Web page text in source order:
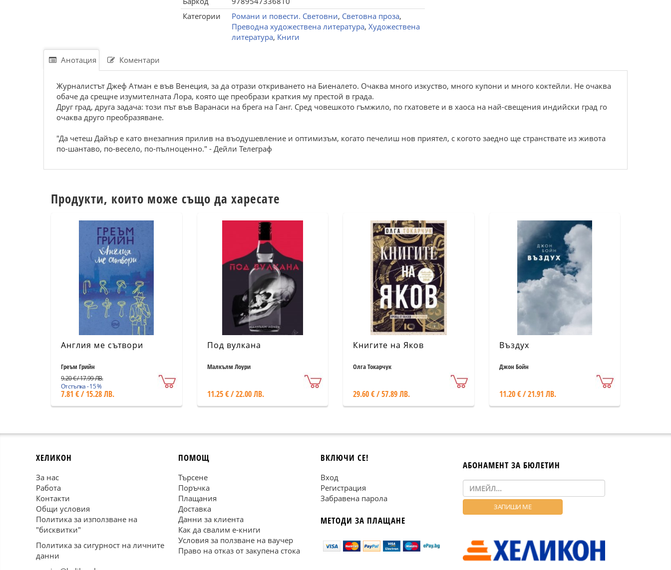
Категории
Романи и повести. Световни, Световна проза,
Преводна художествена литература, Художествена
литература, Книги
Анотация Коментари
Журналистът Джеф Атман е във Венеция, за да отрази откриването на Биеналето. Очаква много изкуство, много купони и много коктейли. Не очаква
обаче да срещне изумителната Лора, която ще преобрази краткия му престой в града.
Друг град, друга задача: този път във Варанаси на брега на Ганг. Сред човешкото гъмжило, по гхатовете и в хаоса на най-свещения индийски град го
очаква друго преобразяване.
"Да четеш Дайър е като внезапния прилив на въодушевление и оптимизъм, когато печелиш нов приятел, с когото заедно ще странствате из живота
по-шантаво, по-весело, по-пълноценно." - Дейли Телеграф
Продукти, които може също да харесате
Англия ме сътвори
Греъм Грийн
9.20 € / 17.99 ЛВ.
Отстъпка - 15 %
7.81 € / 15.28 ЛВ.
Под вулкана
Малкълм Лоури
11.25 € / 22.00 ЛВ.
Книгите на Яков
Олга Токарчук
29.60 € / 57.89 ЛВ.
Въздух
Джон Бойн
11.20 € / 21.91 ЛВ.
ХЕЛИКОН
За нас
Работа
Контакти
Общи условия
Политика за използване на
"бисквитки"
Политика за сигурност на личните
данни
ПОМОЩ
Търсене
Поръчка
Плащания
Доставка
Данни за клиента
Как да свалим е-книги
Условия за ползване на ваучер
Право на отказ от закупена стока
ВКЛЮЧИ СЕ!
Вход
Регистрация
Забравена парола
МЕТОДИ ЗА ПЛАЩАНЕ
АБОНАМЕНТ ЗА БЮЛЕТИН